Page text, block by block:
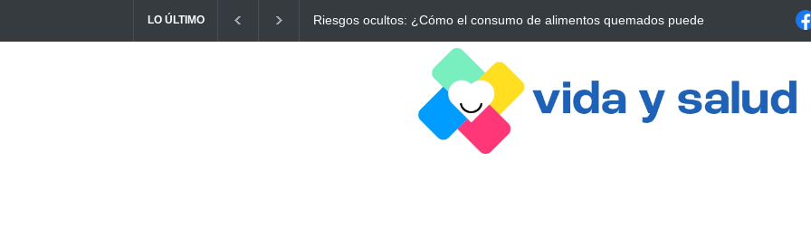
LO ÚLTIMO Ayuno Digital: La Estrategia Esencial para Mejorar tu Bienestar La conexión vital